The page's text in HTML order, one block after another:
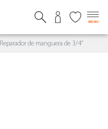
MENU
Reparador de manguera de 3/4”